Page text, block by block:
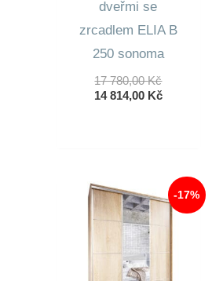
dveřmi se
zrcadlem ELIA B
250 sonoma
17 780,00KčPůvodní
Cena
14 814,00 KčAktuální
-17%